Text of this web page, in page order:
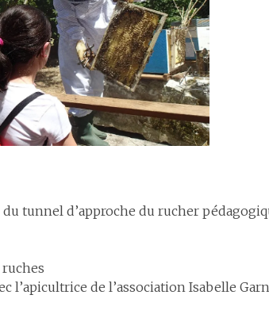
tunnel d’approche du rucher
l’apicultrice de l’association Isabelle